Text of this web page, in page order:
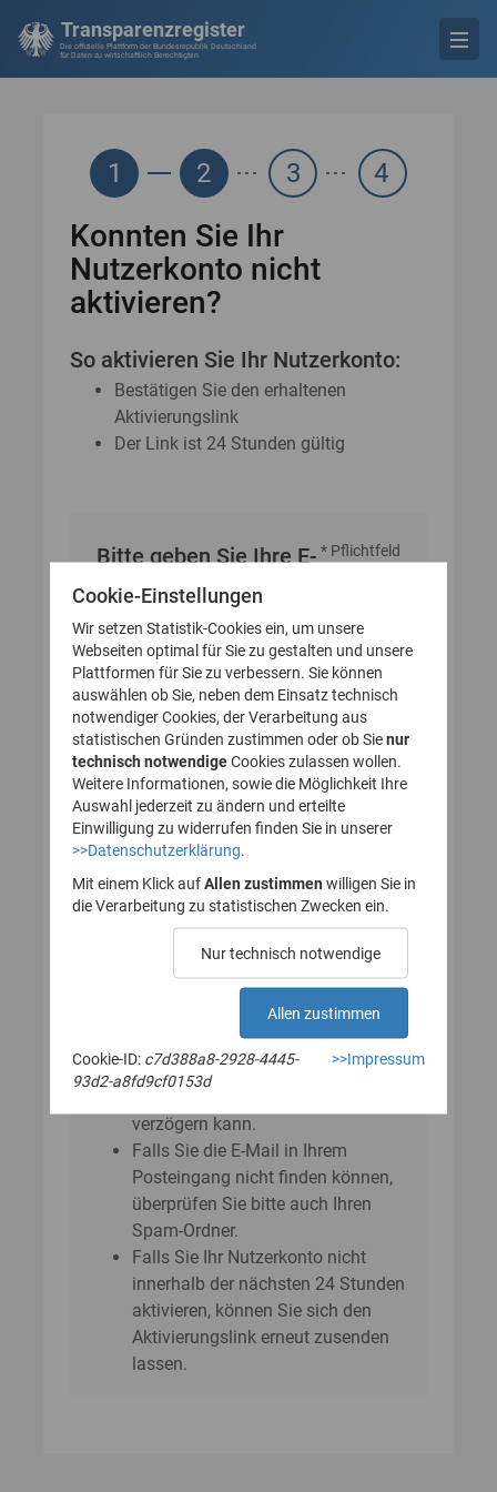
Transparenzregister
Die offizielle Plattform der Bundesrepublik Deutschland
für Daten zu wirtschaftlich Berechtigten
1 2 3 4
Konnten Sie Ihr
Nutzerkonto nicht
aktivieren?
So aktivieren Sie Ihr Nutzerkonto:
Bestätigen Sie den erhaltenen
Aktivierungslink
Der Link ist 24 Stunden gültig
* Pflichtfeld
Bitte geben Sie Ihre E-
Mail-Adresse an
E-Mail-Adresse
Probleme beim Empfang der
Bitte beachten Sie, dass sich der
Versand der E-Mail um einige
verzögern kann.
Falls Sie die E-Mail in Ihrem
Posteingang nicht finden können,
überprüfen Sie bitte auch Ihren
Spam-Ordner.
Falls Sie Ihr Nutzerkonto nicht
innerhalb der nächsten 24 Stunden
aktivieren, können Sie sich den
Aktivierungslink erneut zusenden
lassen.
Cookie-Einstellungen
Wir setzen Statistik-Cookies ein, um unsere
Webseiten optimal für Sie zu gestalten und unsere
Plattformen für Sie zu verbessern. Sie können
auswählen ob Sie, neben dem Einsatz technisch
notwendiger Cookies, der Verarbeitung aus
statistischen Gründen zustimmen oder ob Sienur
technisch notwendigeCookies zulassen wollen.
Weitere Informationen, sowie die Möglichkeit Ihre
Auswahl jederzeit zu ändern und erteilte
Einwilligung zu widerrufen finden Sie in unserer
>>Datenschutzerklärung.
Mit einem Klick aufAllen zustimmen willigen Sie in
die Verarbeitung zu statistischen Zwecken ein.
Nur technisch notwendige
Allen zustimmen
Cookie-ID: c7d388a8-2928-4445-
93d2-a8fd9cf0153d
>>Impressum